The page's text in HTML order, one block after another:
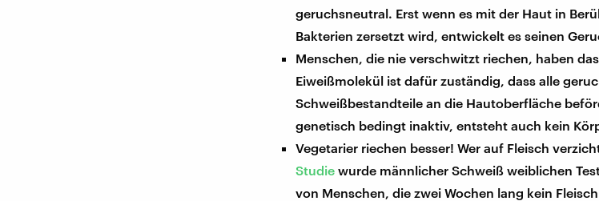
geruchsneutral. Erst wenn es mit der Haut in
Bakterien zersetzt wird, entwickelt es seinen
Menschen, die nie verschwitzt riechen, haben das
Eiweißmolekül ist dafür zuständig, dass alle
Schweißbestandteile an die Hautoberfläche
genetisch bedingt inaktiv, entsteht auch kein
Vegetarier riechen besser! Wer auf Fleisch
Studie wurde männlicher Schweiß weiblichen
von Menschen, die zwei Wochen lang kein